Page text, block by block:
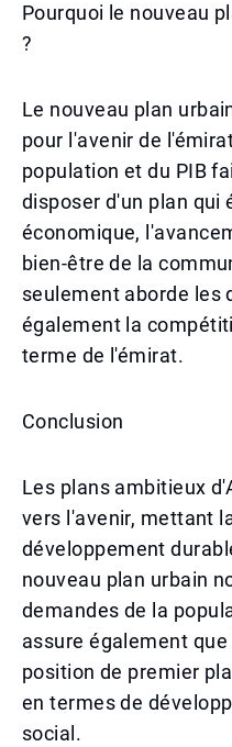
Pourquoi le nouveau
?
Le nouveau plan
pour l'avenir de
population et du PIB
disposer d'un plan qui
économique,
bien-être de la
seulement aborde les
également la
terme de l'émirat.
Conclusion
Les plans ambitieux
vers l'avenir, mettant
développement
nouveau plan urbain
demandes de la
assure également
position de premier
en termes de
social.